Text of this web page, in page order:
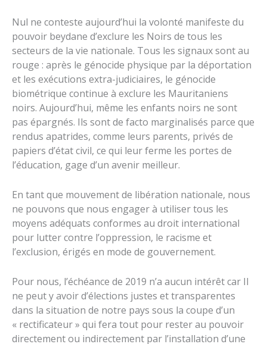
Nul ne conteste aujourd’hui la volonté manifeste du
pouvoir beydane d’exclure les Noirs de tous les
secteurs de la vie nationale. Tous les signaux sont au
rouge : après le génocide physique par la déportation
et les exécutions extra-judiciaires, le génocide
biométrique continue à exclure les Mauritaniens
noirs. Aujourd’hui, même les enfants noirs ne sont
pas épargnés. Ils sont de facto marginalisés parce que
rendus apatrides, comme leurs parents, privés de
papiers d’état civil, ce qui leur ferme les portes de
l’éducation, gage d’un avenir meilleur.
En tant que mouvement de libération nationale, nous
ne pouvons que nous engager à utiliser tous les
moyens adéquats conformes au droit international
pour lutter contre l’oppression, le racisme et
l’exclusion, érigés en mode de gouvernement.
Pour nous, l’échéance de 2019 n’a aucun intérêt car Il
ne peut y avoir d’élections justes et transparentes
dans la situation de notre pays sous la coupe d’un
« rectificateur » qui fera tout pour rester au pouvoir
directement ou indirectement par l’installation d’une